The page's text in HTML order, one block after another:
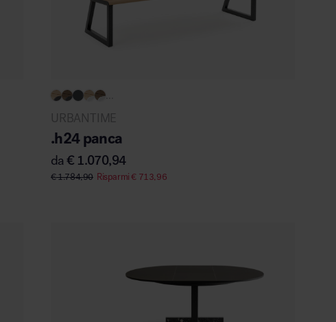
URBANTIME
.h24 panca
da€ 1.070,94
€1.784,90 Risparmi€ 713,96